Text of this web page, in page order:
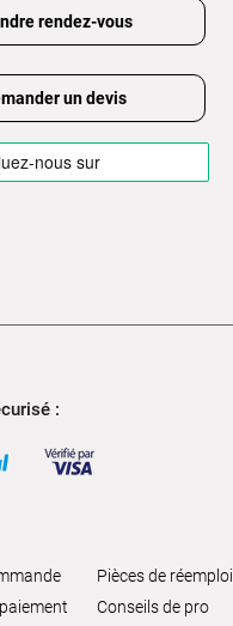
rendez-vous
un devis
:
Pièces de réemploi
Conseils de pro